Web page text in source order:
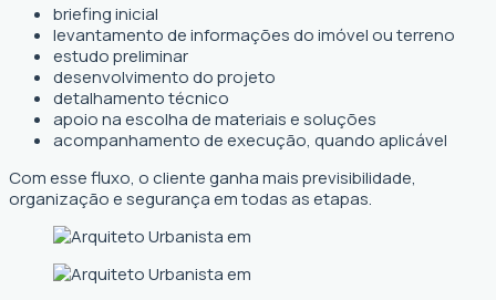
briefing inicial
levantamento de informações do imóvel ou terreno
estudo preliminar
desenvolvimento do projeto
detalhamento técnico
apoio na escolha de materiais e soluções
acompanhamento de execução, quando aplicável
Com esse fluxo, o cliente ganha mais previsibilidade,
organização e segurança em todas as etapas.